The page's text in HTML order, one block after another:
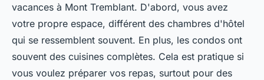
vacances à Mont Tremblant. D'abord, vous avez
votre propre espace, différent des chambres d'hôtel
qui se ressemblent souvent. En plus, les condos ont
souvent des cuisines complètes. Cela est pratique si
vous voulez préparer vos repas, surtout pour des